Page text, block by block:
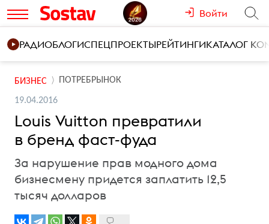
Войти
РАДИОБЛОГИСПЕЦПРОЕКТЫРЕЙТИНГИКАТАЛОГ
БИЗНЕС ПОТРЕБРЫНОК
19.04.2016
Louis Vuitton превратили
в бренд фаст-фуда
За нарушение прав модного дома
бизнесмену придется заплатить 12,5
тысяч долларов